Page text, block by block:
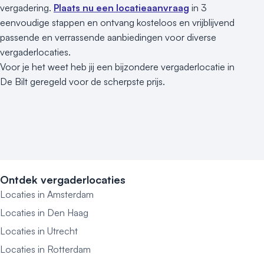
vergadering. Plaats nu een locatieaanvraag in 3
eenvoudige stappen en ontvang kosteloos en vrijblijvend
passende en verrassende aanbiedingen voor diverse
vergaderlocaties.
Voor je het weet heb jij een bijzondere vergaderlocatie in
De Bilt geregeld voor de scherpste prijs.
Ontdek vergaderlocaties
Locaties in Amsterdam
Locaties in Den Haag
Locaties in Utrecht
Locaties in Rotterdam